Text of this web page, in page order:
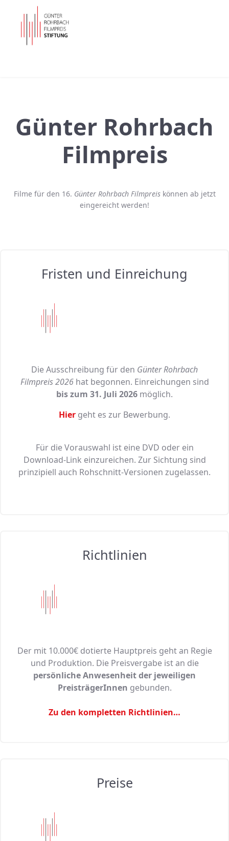
Günter Rohrbach
Filmpreis
Filme für den 16. Günter Rohrbach Filmpreiskönnen ab jetzt
eingereicht werden!
Fristen und Einreichung
Die Ausschreibung für den Günter Rohrbach
Filmpreis 2026hat begonnen. Einreichungen sind
bis zum 31. Juli 2026 möglich.
Hier geht es zur Bewerbung.
Für die Vorauswahl ist eine DVD oder ein
Download-Link einzureichen. Zur Sichtung sind
prinzipiell auch Rohschnitt-Versionen zugelassen.
Richtlinien
Der mit 10.000€ dotierte Hauptpreis geht an Regie
und Produktion. Die Preisvergabe ist an die
persönliche Anwesenheit der jeweiligen
PreisträgerInnen gebunden.
Zu den kompletten Richtlinien…
Preise